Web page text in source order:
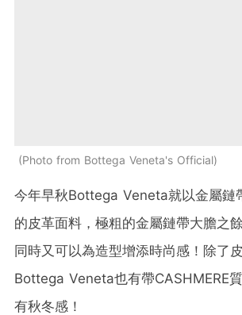
Photo from Bottega Veneta's Official
今年早秋Bottega Veneta就以金屬鏈
的皮革面料，極粗的金屬鏈帶大膽之
同時又可以為造型增添時尚感！除了
Bottega Veneta也有帶CASHMERE
有秋冬感！